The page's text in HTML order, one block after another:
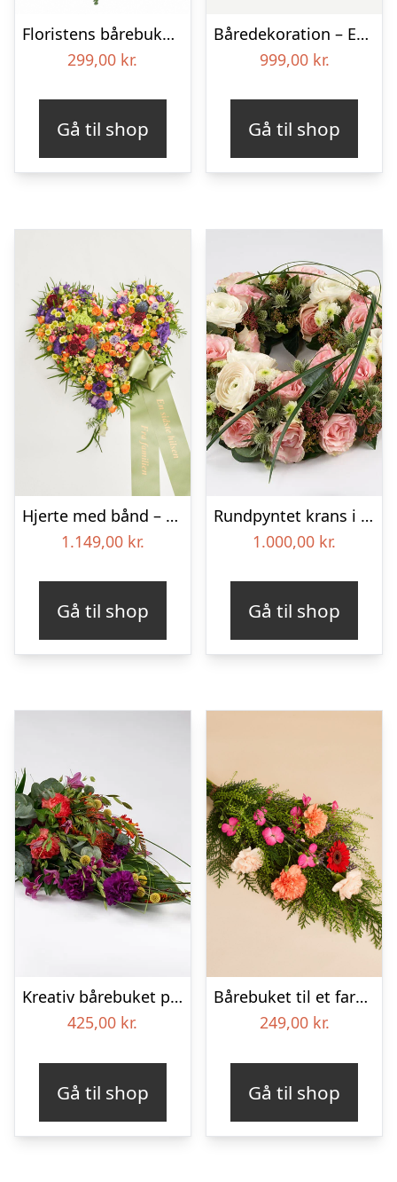
Floristens bårebuket – Smukt minde
299,00 kr.
Gå til shop
Båredekoration – Et farverigt farvel
999,00 kr.
Gå til shop
Hjerte med bånd – Floristens kreative valg
1.149,00 kr.
Gå til shop
Rundpyntet krans i lyse farver – Blomster til begravelse
1.000,00 kr.
Gå til shop
Kreativ bårebuket på stort blad – Blomster til begravelse
425,00 kr.
Gå til shop
Bårebuket til et farverigt minde
249,00 kr.
Gå til shop